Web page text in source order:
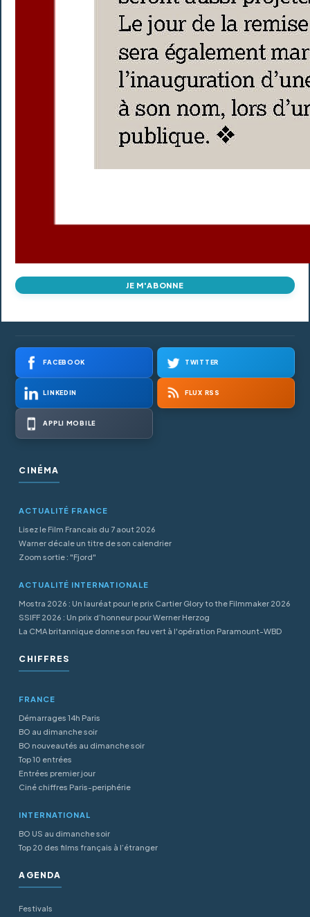
JE M'ABONNE
FACEBOOK TWITTER
LINKEDIN FLUX RSS
APPLI MOBILE
CINÉMA
ACTUALITÉ FRANCE
Lisez le Film Francais du 7 aout 2026
Warner décale un titre de son calendrier
Zoom sortie : "Fjord"
ACTUALITÉ INTERNATIONALE
Mostra 2026 : Un lauréat pour le prix Cartier Glory to the Filmmaker 2026
SSIFF 2026 : Un prix d’honneur pour Werner Herzog
La CMA britannique donne son feu vert à l'opération Paramount-WBD
CHIFFRES
FRANCE
Démarrages 14h Paris
BO au dimanche soir
BO nouveautés au dimanche soir
Top 10 entrées
Entrées premier jour
Ciné chiffres Paris-periphérie
INTERNATIONAL
BO US au dimanche soir
Top 20 des films français à l’étranger
AGENDA
Festivals